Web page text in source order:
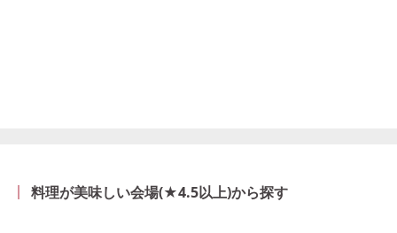
料理が美味しい会場(★4.5以上)から探す